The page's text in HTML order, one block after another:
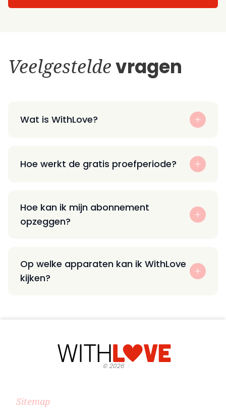
Veelgesteldevragen
Wat is WithLove?
Hoe werkt de gratis proefperiode?
Hoe kan ik mijn abonnement
opzeggen?
Op welke apparaten kan ik WithLove
kijken?
©2026
Sitemap